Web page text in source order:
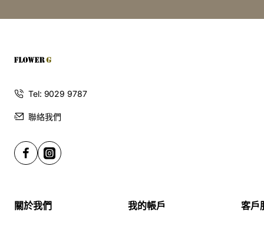
Tel: 9029 9787
聯絡我們
關於我們 我的帳戶 客戶